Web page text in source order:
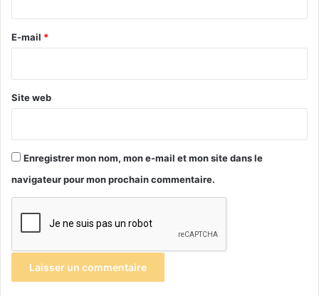
e
E-mail *
Site web
Enregistrer mon nom, mon e-mail et mon site dans le
navigateur pour mon prochain commentaire.